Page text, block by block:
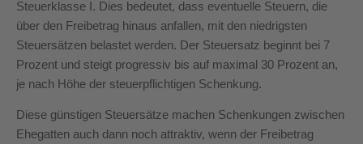
Steuerklasse I. Dies bedeutet, dass eventuelle Steuern, die
über den Freibetrag hinaus anfallen, mit den niedrigsten
Steuersätzen belastet werden. Der Steuersatz beginnt bei 7
Prozent und steigt progressiv bis auf maximal 30 Prozent an,
je nach Höhe der steuerpflichtigen Schenkung.
Diese günstigen Steuersätze machen Schenkungen zwischen
Ehegatten auch dann noch attraktiv, wenn der Freibetrag